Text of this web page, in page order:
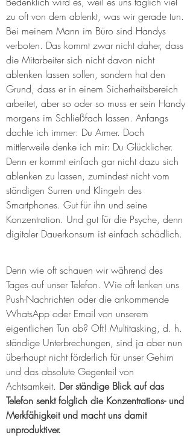
zu oft von dem ablenkt, was wir gerade tun.
Bei meinem Mann im Büro sind Handys
verboten. Das kommt zwar nicht daher, dass
die Mitarbeiter sich nicht davon nicht
ablenken lassen sollen, sondern hat den
Grund, dass er in einem Sicherheitsbereich
arbeitet, aber so oder so muss er sein Handy
morgens im Schließfach lassen. Anfangs
dachte ich immer: Du Armer. Doch
mittlerweile denke ich mir: Du Glücklicher.
Denn er kommt einfach gar nicht dazu sich
ablenken zu lassen, zumindest nicht vom
ständigen Surren und Klingeln des
Smartphones. Gut für ihn und seine
Konzentration. Und gut für die Psyche, denn
digitaler Dauerkonsum ist einfach schädlich.
Denn wie oft schauen wir während des
Tages auf unser Telefon. Wie oft lenken uns
Push-Nachrichten oder die ankommende
WhatsApp oder Email von unserem
eigentlichen Tun ab? Oft! Multitasking, d. h.
ständige Unterbrechungen, sind ja aber nun
überhaupt nicht förderlich für unser Gehirn
und das absolute Gegenteil von
Achtsamkeit. Der ständige Blick auf das
Telefon senkt folglich die Konzentrations- und
Merkfähigkeit und macht uns damit
unproduktiver.